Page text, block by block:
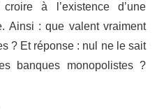
à l’existence d’une
Ainsi : que valent vraiment
? Et réponse : nul ne le sait
banques monopolistes ?